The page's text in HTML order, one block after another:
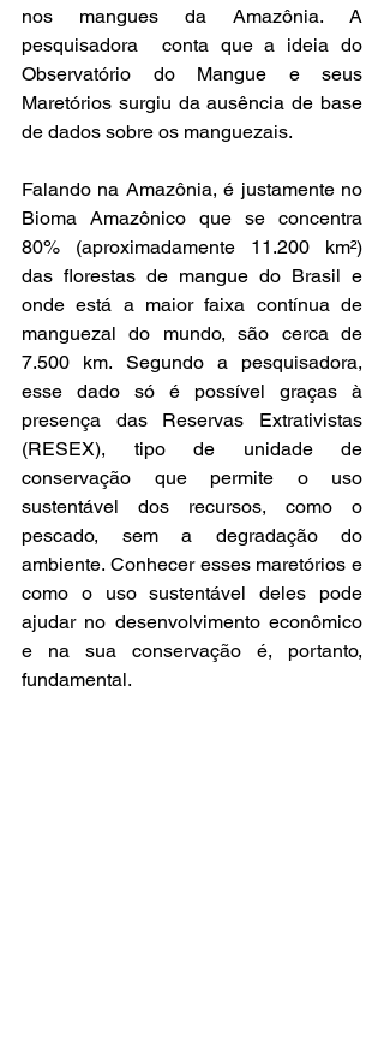
nos mangues da Amazônia. A
pesquisadora  conta que a ideia do
Observatório do Mangue e seus
Maretórios surgiu da ausência de base
de dados sobre os manguezais.
Falando na Amazônia, é justamente no
Bioma Amazônico que se concentra
80% (aproximadamente 11.200 km²)
das florestas de mangue do Brasil e
onde está a maior faixa contínua de
manguezal do mundo, são cerca de
7.500 km. Segundo a pesquisadora,
esse dado só é possível graças à
presença das Reservas Extrativistas
(RESEX), tipo de unidade de
conservação que permite o uso
sustentável dos recursos, como o
pescado, sem a degradação do
ambiente. Conhecer esses maretórios e
como o uso sustentável deles pode
ajudar no desenvolvimento econômico
e na sua conservação é, portanto,
fundamental.